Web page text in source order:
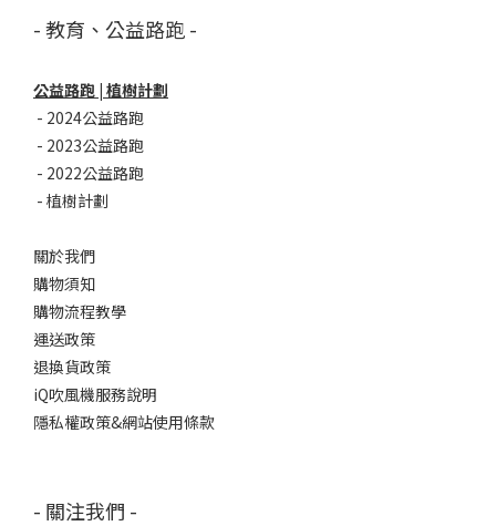
- 教育、公益路跑 -
公益路跑 | 植樹計劃
- 2024公益路跑
- 2023公益路跑
- 2022公益路跑
- 植樹計劃
關於我們
購物須知
購物流程教學
運送政策
退換貨政策
iQ吹風機服務說明
隱私權政策&網站使用條款
- 關注我們 -